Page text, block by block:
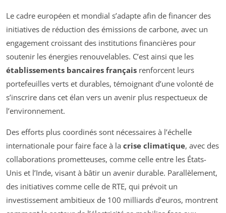
Le cadre européen et mondial s’adapte afin de financer des
initiatives de réduction des émissions de carbone, avec un
engagement croissant des institutions financières pour
soutenir les énergies renouvelables. C’est ainsi que les
établissements bancaires français renforcent leurs
portefeuilles verts et durables, témoignant d’une volonté de
s’inscrire dans cet élan vers un avenir plus respectueux de
l’environnement.
Des efforts plus coordinés sont nécessaires à l’échelle
internationale pour faire face à la crise climatique, avec des
collaborations prometteuses, comme celle entre les États-
Unis et l’Inde, visant à bâtir un avenir durable. Parallèlement,
des initiatives comme celle de RTE, qui prévoit un
investissement ambitieux de 100 milliards d’euros, montrent